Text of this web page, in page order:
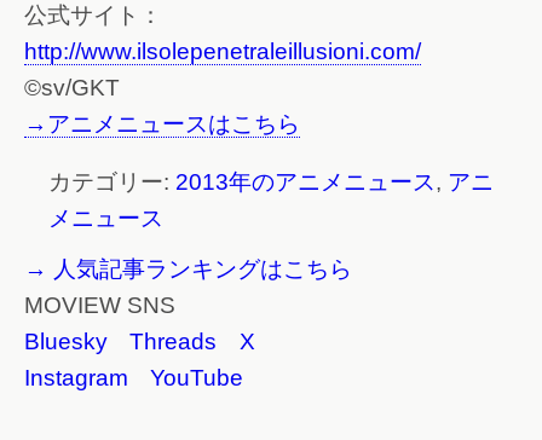
公式サイト：
http://www.ilsolepenetraleillusioni.com/
©sv/GKT
→アニメニュースはこちら
カテゴリー: 2013年のアニメニュース, アニ
メニュース
→ 人気記事ランキングはこちら
MOVIEW SNS
Bluesky
Threads
X
Instagram
YouTube